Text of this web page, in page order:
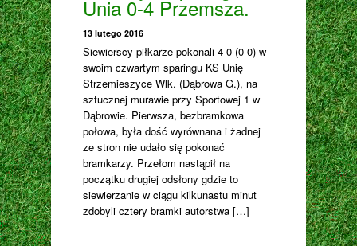
Unia 0-4 Przemsza.
13 lutego 2016
Siewierscy piłkarze pokonali 4-0 (0-0) w
swoim czwartym sparingu KS Unię
Strzemieszyce Wlk. (Dąbrowa G.), na
sztucznej murawie przy Sportowej 1 w
Dąbrowie. Pierwsza, bezbramkowa
połowa, była dość wyrównana i żadnej
ze stron nie udało się pokonać
bramkarzy. Przełom nastąpił na
początku drugiej odsłony gdzie to
siewierzanie w ciągu kilkunastu minut
zdobyli cztery bramki autorstwa […]